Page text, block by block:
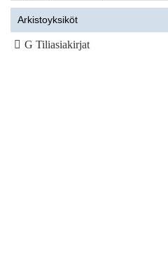
Arkistoyksiköt
G Tiliasiakirjat